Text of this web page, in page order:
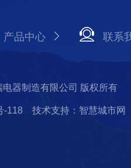
产品中心 联系
器制造有限公司 版权所有
-118
技术支持：智慧城市网